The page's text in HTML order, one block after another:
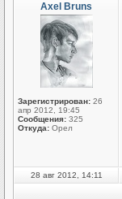
Axel Bruns
Зарегистрирован: 26
апр 2012, 19:45
Сообщения: 325
Откуда: Орел
28 авг 2012, 14:11